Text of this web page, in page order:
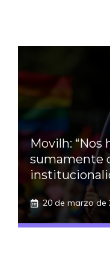
Movilh: “Nos
sumamente
20 de marzo de